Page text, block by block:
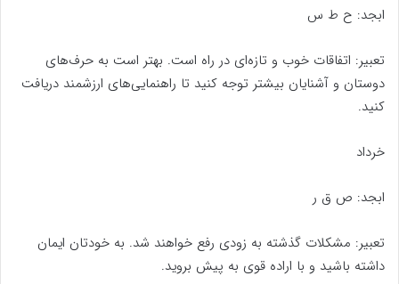
ابجد: ح ط س
تعبیر: اتفاقات خوب و تازه‌ای در راه است. بهتر است به حرف‌های
دوستان و آشنایان بیشتر توجه کنید تا راهنمایی‌های ارزشمند دریافت
کنید.
خرداد
ابجد: ص ق ر
تعبیر: مشکلات گذشته به زودی رفع خواهند شد. به خودتان ایمان
داشته باشید و با اراده قوی به پیش بروید.